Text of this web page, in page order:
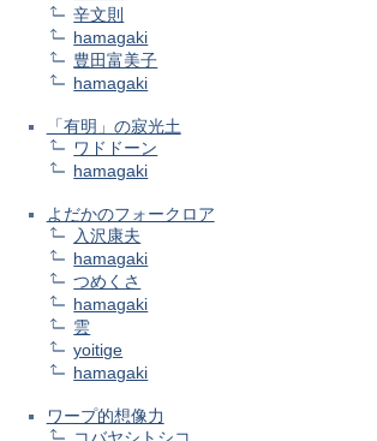
辛文則
hamagaki
豊田富美子
hamagaki
「有明」の寂光土
ワドドーン
hamagaki
よだかのフォークロア
入沢康夫
hamagaki
つめくさ
hamagaki
雲
yoitige
hamagaki
ワープ的想像力